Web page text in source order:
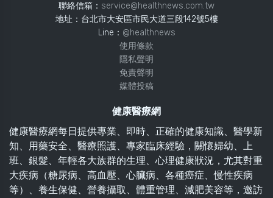
聯絡信箱： service@healthnews.com.tw
地址：台北市大安區市民大道三段142號5樓
Line： @healthnews
使用條款
隱私聲明
免責聲明
媒體投稿
健康醫療網
健康醫療網每日提供專業、即時、正確的健康知識、醫學新
知、用藥安全、醫療照護、專家臨床經驗，關懷婦幼、上
班、銀髮、年輕各大族群的生理、心理健康狀況，尤其對重
大疾病（糖尿病、高血壓、心臟病、各種癌症、慢性疾病
等）、養生保健、營養攝取、體重管理、減肥美容等，邀訪